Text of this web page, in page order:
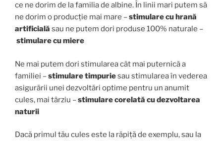
ce ne dorim de la familia de albine. În linii mari putem să
ne dorim o producție mai mare –stimulare cu hrană
artificială sau ne putem dori produse 100% naturale –
stimulare cu miere
Ne mai putem dori stimularea cât mai puternică a
familiei –stimulare timpuriesau stimularea în vederea
asigurării unei dezvoltări optime pentru un anumit
cules, mai târziu –stimulare corelată cu dezvoltarea
naturii
Dacă primul tău cules este la răpiță de exemplu, sau la